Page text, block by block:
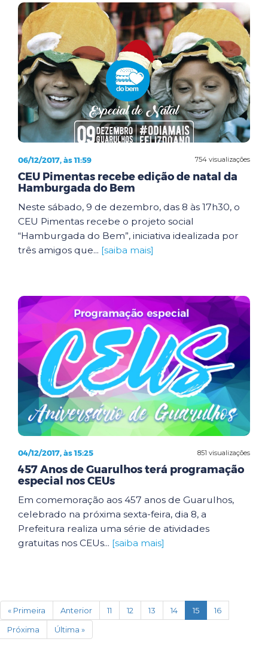
754 visualizações
06/12/2017, às 11:59
CEU Pimentas recebe edição de natal da
Hamburgada do Bem
Neste sábado, 9 de dezembro, das 8 às 17h30, o
CEU Pimentas recebe o projeto social
“Hamburgada do Bem”, iniciativa idealizada por
três amigos que... [saiba mais]
851 visualizações
04/12/2017, às 15:25
457 Anos de Guarulhos terá programação
especial nos CEUs
Em comemoração aos 457 anos de Guarulhos,
celebrado na próxima sexta-feira, dia 8, a
Prefeitura realiza uma série de atividades
gratuitas nos CEUs... [saiba mais]
« Primeira Anterior 11 12 13 14 15(current)
16
Próxima
Última »